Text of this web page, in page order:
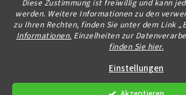
Diese Zustimmung ist freiwillig und kann
werden. Weitere Informationen zu den
zu Ihren Rechten, finden Sie unter dem Link
Informationen. Einzelheiten zur
finden Sie hier.
Einstellungen
Erstellt von Shoptet